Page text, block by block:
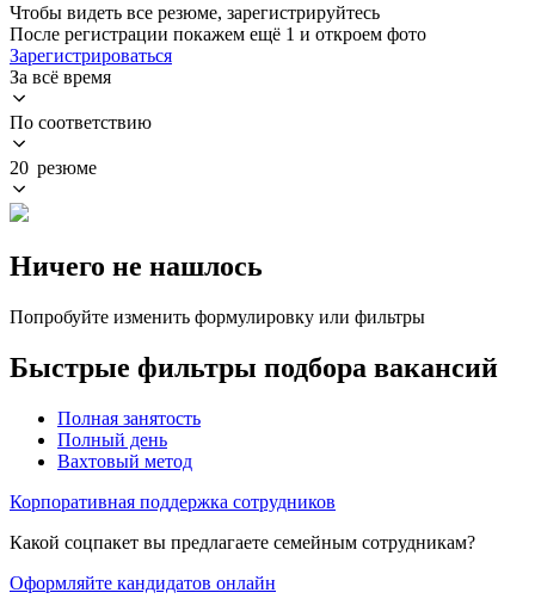
Чтобы видеть все резюме, зарегистрируйтесь
После регистрации покажем ещё 1 и откроем фото
Зарегистрироваться
За всё время
По соответствию
20 резюме
Ничего не нашлось
Попробуйте изменить формулировку или фильтры
Быстрые фильтры подбора вакансий
Полная занятость
Полный день
Вахтовый метод
Корпоративная поддержка сотрудников
Какой соцпакет вы предлагаете семейным сотрудникам?
Оформляйте кандидатов онлайн